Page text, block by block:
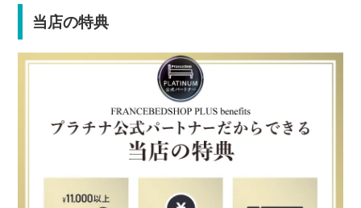
当店の特典